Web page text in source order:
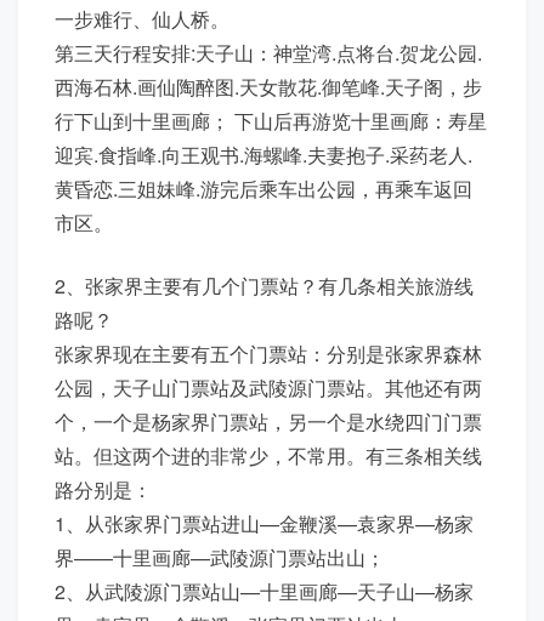
一步难行、仙人桥。
第三天行程安排:天子山：神堂湾.点将台.贺龙公园.
西海石林.画仙陶醉图.天女散花.御笔峰.天子阁，步
行下山到十里画廊； 下山后再游览十里画廊：寿星
迎宾.食指峰.向王观书.海螺峰.夫妻抱子.采药老人.
黄昏恋.三姐妹峰.游完后乘车出公园，再乘车返回
市区。
2、张家界主要有几个门票站？有几条相关旅游线
路呢？
张家界现在主要有五个门票站：分别是张家界森林
公园，天子山门票站及武陵源门票站。其他还有两
个，一个是杨家界门票站，另一个是水绕四门门票
站。但这两个进的非常少，不常用。有三条相关线
路分别是：
1、从张家界门票站进山—金鞭溪—袁家界—杨家
界——十里画廊—武陵源门票站出山；
2、从武陵源门票站山—十里画廊—天子山—杨家